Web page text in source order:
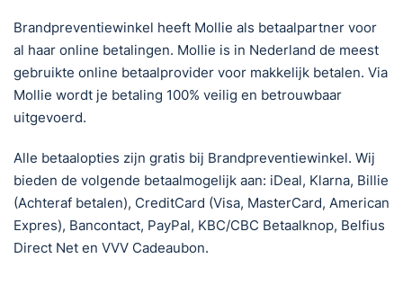
Brandpreventiewinkel heeft Mollie als betaalpartner voor
al haar online betalingen. Mollie is in Nederland de meest
gebruikte online betaalprovider voor makkelijk betalen. Via
Mollie wordt je betaling 100% veilig en betrouwbaar
uitgevoerd.
Alle betaalopties zijn gratis bij Brandpreventiewinkel. Wij
bieden de volgende betaalmogelijk aan: iDeal, Klarna, Billie
(Achteraf betalen), CreditCard (Visa, MasterCard, American
Expres), Bancontact, PayPal, KBC/CBC Betaalknop, Belfius
Direct Net en VVV Cadeaubon.